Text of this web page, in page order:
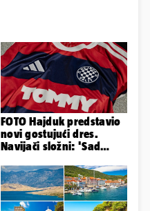
FOTO Hajduk predstavio
novi gostujući dres.
Navijači složni: 'Sad